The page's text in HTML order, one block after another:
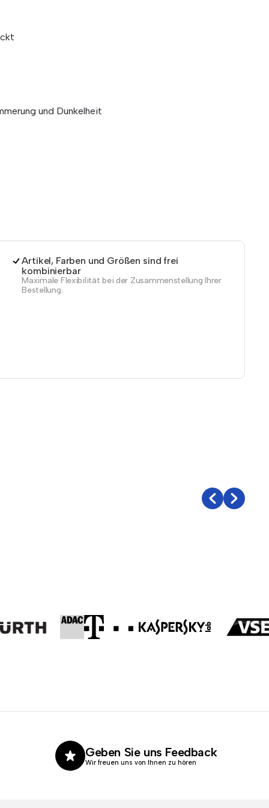
und Dunkelheit
Artikel, Farben und Größen sind frei
kombinierbar
Maximale Flexibilität bei der Zusammenstellung Ihrer
Bestellung.
Geben Sie uns Feedback
Wir freuen uns von Ihnen zu hören